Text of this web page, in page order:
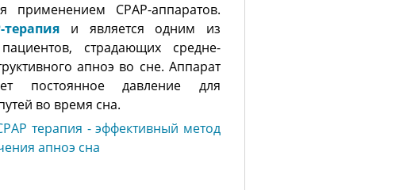
применением СРАР-аппаратов.
терапия и является одним из
страдающих средне-
апноэ во сне. Аппарат
постоянное давление для
во время сна.